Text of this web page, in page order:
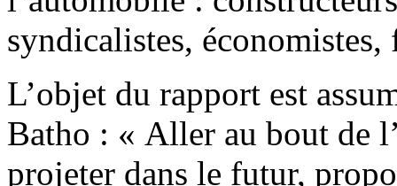
syndicalistes,
L’objet du rapport est
Batho : « Aller au bout de
projeter dans le futur,